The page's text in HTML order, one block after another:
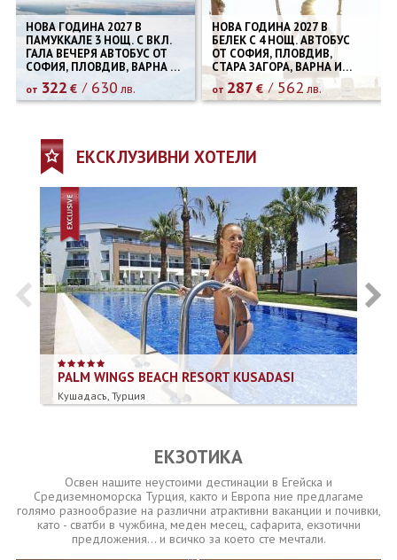
НОВА ГОДИНА 2027 В
ПАМУККАЛЕ 3 НОЩ. С ВКЛ.
ГАЛА ВЕЧЕРЯ АВТОБУС ОТ
СОФИЯ, ПЛОВДИВ, ВАРНА И
БУРГАС
от 322 € 630 лв.
НОВА ГОДИНА 2027 В
БЕЛЕК С 4 НОЩ. АВТОБУС
ОТ СОФИЯ, ПЛОВДИВ,
СТАРА ЗАГОРА, ВАРНА И
БУРГАС
от287€ 562лв.
ЕКСКЛУЗИВНИ ХОТЕЛИ
PALM WINGS BEACH RESORT KUSADASI
Кушадасъ, Турция
ЕКЗОТИКА
Освен нашите неустоими дестинации в Егейска и
Средиземноморска Турция, както и Европа ние предлагаме
голямо разнообразие на различни атрактивни ваканции и почивки,
като - сватби в чужбина, меден месец, сафарита, екзотични
предложения... и всичко за което сте мечтали.